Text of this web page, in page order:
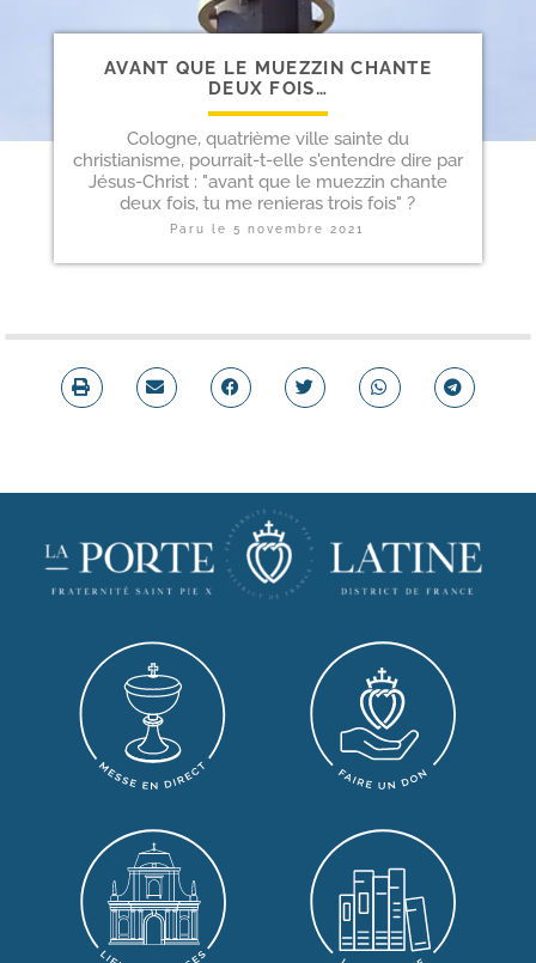
AVANT QUE LE MUEZZIN CHANTE
DEUX FOIS…
Cologne, quatrième ville sainte du
christianisme, pourrait-t-elle s'entendre dire par
Jésus-Christ : "avant que le muezzin chante
deux fois, tu me renieras trois fois" ?
Paru le5 novembre 2021